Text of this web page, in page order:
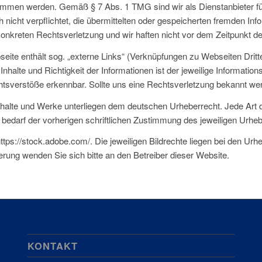
werden. Gemäß § 7 Abs. 1 TMG sind wir als Dienstanbieter
verpflichtet, die übermittelten oder gespeicherten fremden
Rechtsverletzung und wir haften nicht vor dem Zeitpunkt
enthält sog. „externe Links“ (Verknüpfungen zu Webseiten
und Richtigkeit der Informationen ist der jeweilige
erkennbar. Sollte uns eine Rechtsverletzung bekannt
und Werke unterliegen dem deutschen Urheberrecht. Jede Art
der vorherigen schriftlichen Zustimmung des jeweiligen
stock.adobe.com/. Die jeweiligen Bildrechte liegen bei den
wenden Sie sich bitte an den Betreiber dieser Website.
KONTAKT